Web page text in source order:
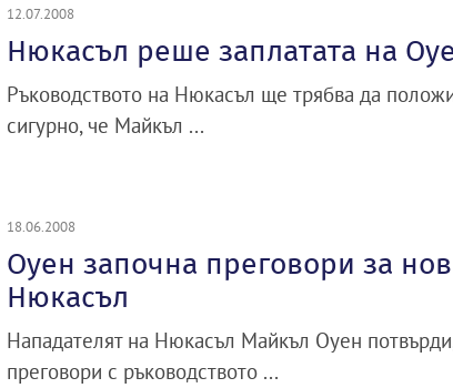
12.07.2008
Нюкасъл реше заплатата на
Ръководството на Нюкасъл ще трябва да
сигурно, че Майкъл ...
18.06.2008
Оуен започна преговори за
Нюкасъл
Нападателят на Нюкасъл Майкъл Оуен
преговори с ръководството ...